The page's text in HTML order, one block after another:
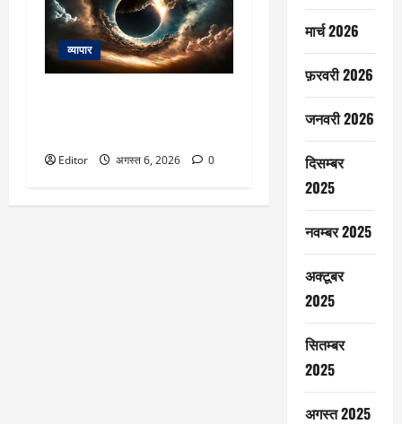
व्यापार
Editor अगस्त 6, 2026 0
मार्च 2026
फ़रवरी 2026
जनवरी 2026
दिसम्बर
2025
नवम्बर 2025
अक्टूबर
2025
सितम्बर
2025
अगस्त 2025